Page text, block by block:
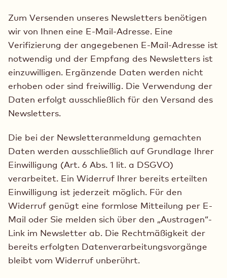
Zum Versenden unseres Newsletters benötigen
wir von Ihnen eine E-Mail-Adresse. Eine
Verifizierung der angegebenen E-Mail-Adresse ist
notwendig und der Empfang des Newsletters ist
einzuwilligen. Ergänzende Daten werden nicht
erhoben oder sind freiwillig. Die Verwendung der
Daten erfolgt ausschließlich für den Versand des
Newsletters.
Die bei der Newsletteranmeldung gemachten
Daten werden ausschließlich auf Grundlage Ihrer
Einwilligung (Art. 6 Abs. 1 lit. a DSGVO)
verarbeitet. Ein Widerruf Ihrer bereits erteilten
Einwilligung ist jederzeit möglich. Für den
Widerruf genügt eine formlose Mitteilung per E-
Mail oder Sie melden sich über den „Austragen“-
Link im Newsletter ab. Die Rechtmäßigkeit der
bereits erfolgten Datenverarbeitungsvorgänge
bleibt vom Widerruf unberührt.